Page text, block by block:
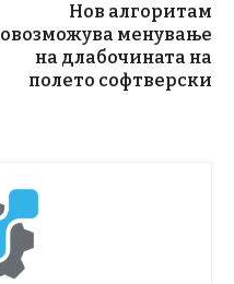
Нов алгоритам
овозможува менување
на длабочината на
полето софтверски